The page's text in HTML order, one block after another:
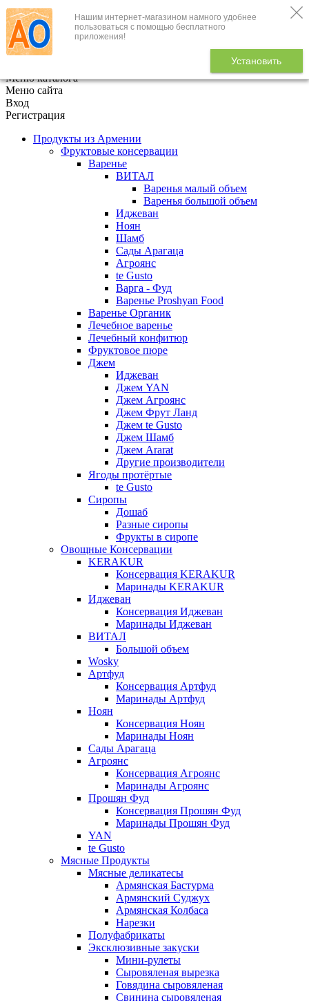
Нашим интернет-магазином намного удобнее
пользоваться с помощью бесплатного
приложения!
Установить
+7 (495) 646-888-1
В корзине
Меню каталога
Меню сайта
Вход
Регистрация
Продукты из Армении
Фруктовые консервации
Варенье
ВИТАЛ
Варенья малый объем
Варенья большой объем
Иджеван
Ноян
Шамб
Сады Арагаца
Агроянс
te Gusto
Варга - Фуд
Варенье Proshyan Food
Варенье Органик
Лечебное варенье
Лечебный конфитюр
Фруктовое пюре
Джем
Иджеван
Джем YAN
Джем Агроянс
Джем Фрут Ланд
Джем te Gusto
Джем Шамб
Джем Ararat
Другие производители
Ягоды протёртые
te Gusto
Сиропы
Дошаб
Разные сиропы
Фрукты в сиропе
Овощные Консервации
KERAKUR
Консервация KERAKUR
Маринады KERAKUR
Иджеван
Консервация Иджеван
Маринады Иджеван
ВИТАЛ
Большой объем
Wosky
Артфуд
Консервация Артфуд
Маринады Артфуд
Ноян
Консервация Ноян
Маринады Ноян
Сады Арагаца
Агроянс
Консервация Агроянс
Маринады Агроянс
Прошян Фуд
Консервация Прошян Фуд
Маринады Прошян Фуд
YAN
te Gusto
Мясные Продукты
Мясные деликатесы
Армянская Бастурма
Армянский Суджух
Армянская Колбаса
Нарезки
Полуфабрикаты
Эксклюзивные закуски
Мини-рулеты
Сыровяленая вырезка
Говядина сыровяленая
Свинина сыровяленая